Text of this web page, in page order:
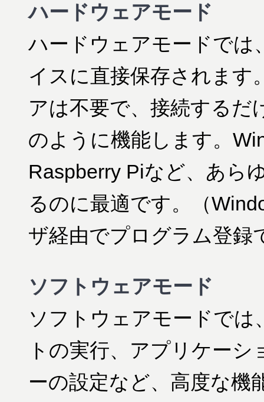
ハードウェアモード
ハードウェアモードでは
イスに直接保存されま
アは不要で、接続するだ
のように機能します。
Raspberry Piなど、あら
るのに最適です。（
ザ経由でプログラム登録
ソフトウェアモード
ソフトウェアモードで
トの実行、アプリケー
ーの設定など、高度な機